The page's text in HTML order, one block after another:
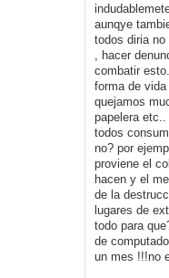
aunqye
todos diria
, hacer
combatir
forma de
quejamos
papelera
todos
no? por
proviene el
hacen y el
de la
lugares de
todo para
de
un mes !!!no